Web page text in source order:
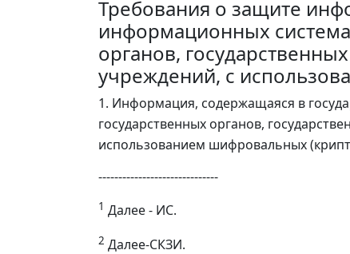
Требования о защите
информационных
органов,
учреждений, с
1. Информация, содержащаяся в
государственных органов,
использованием шифровальных
------------------------------
1 Далее - ИС.
2 Далее-СКЗИ.